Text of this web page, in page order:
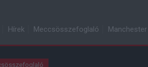
Hírek Meccsösszefoglaló